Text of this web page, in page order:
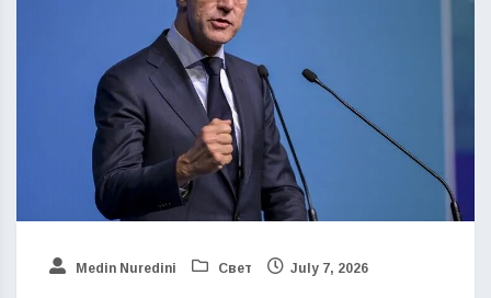
Medin Nuredini Свет July 7, 2026